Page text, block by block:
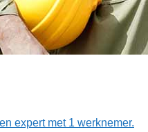
expert met 1 werknemer.